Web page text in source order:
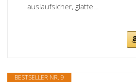
auslaufsicher, glatte...
BESTSELLER NR. 9